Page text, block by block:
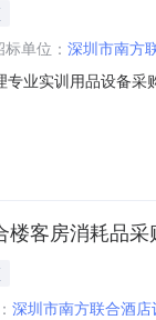
标单位： 深圳市南方
专业实训用品设备
刘翠翠、郑紫娟
客房消耗品
深圳市南方联合酒